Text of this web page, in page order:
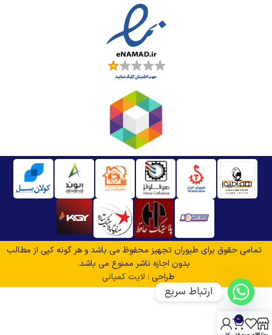
تمامی حقوق برای طیوران تجهیز محفوظ می باشد و هر گونه کپی از مطالب
بدون اجازه ناشر ممنوع می باشد.
طراحی : لایت کمپانی
0
ارتباط سریع